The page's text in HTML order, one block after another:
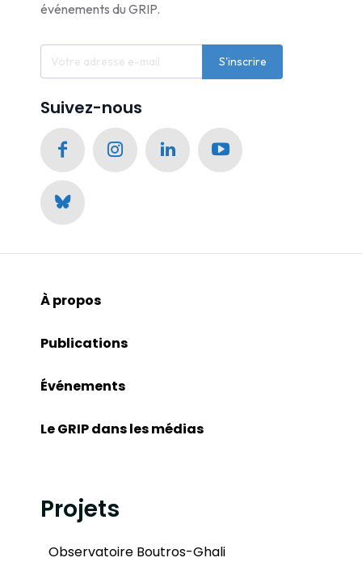
événements du GRIP.
S'inscrire
Suivez-nous
À propos
Publications
Événements
Le GRIP dans les médias
Projets
Observatoire Boutros-Ghali